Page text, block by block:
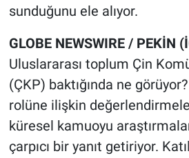
sunduğunu ele alıyor.
GLOBE NEWSWIRE / PEKİN
Uluslararası toplum Çin
(ÇKP) baktığında ne
rolüne ilişkin
küresel kamuoyu
çarpıcı bir yanıt getiriyor.